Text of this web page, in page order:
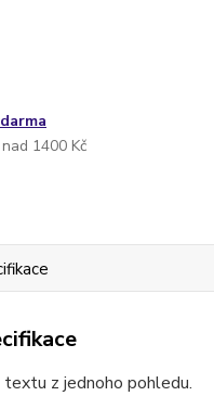
1400 Kč
z jednoho pohledu.